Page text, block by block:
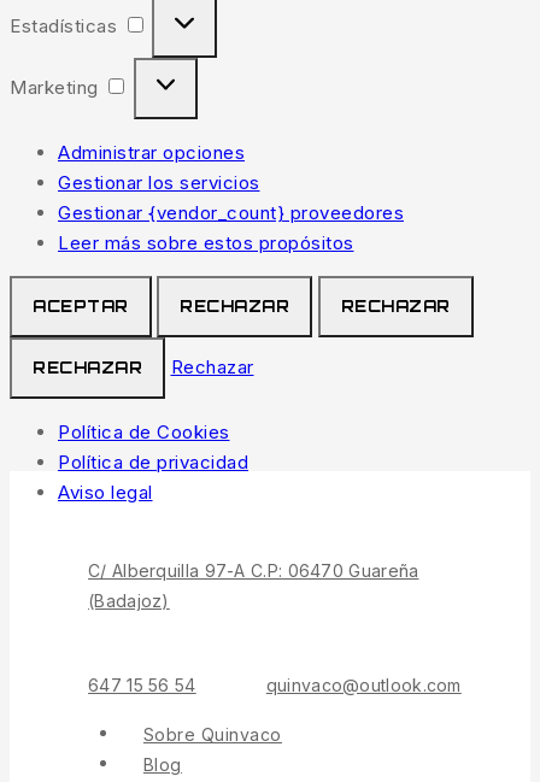
Estadísticas
Marketing
Administrar opciones
Gestionar los servicios
Gestionar {vendor_count} proveedores
Leer más sobre estos propósitos
ACEPTAR RECHAZAR RECHAZAR
RECHAZAR Rechazar
Política de Cookies
Política de privacidad
Aviso legal
C/ Alberquilla 97-A C.P: 06470 Guareña
(Badajoz)
647 15 56 54 quinvaco@outlook.com
Sobre Quinvaco
Blog